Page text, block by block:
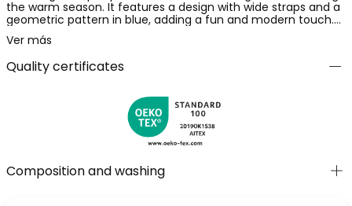
the warm season. It features a design with wide straps and a
geometric pattern in blue, adding a fun and modern touch.
Suitable for girls from 12 months to 10 years old. Its soft and
breathable fabric makes it perfect for summer outfits,
whether paired with skirts or shorts. Its versatile style makes it
a basic piece for any children's wardrobe.
Ver más
Quality certificates
Composition and washing